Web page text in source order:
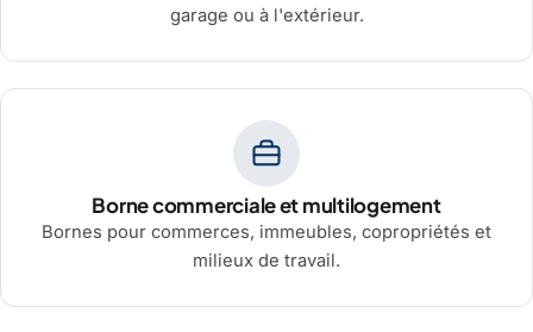
garage ou à l'extérieur.
Borne commerciale et multilogement
Bornes pour commerces, immeubles, copropriétés et
milieux de travail.